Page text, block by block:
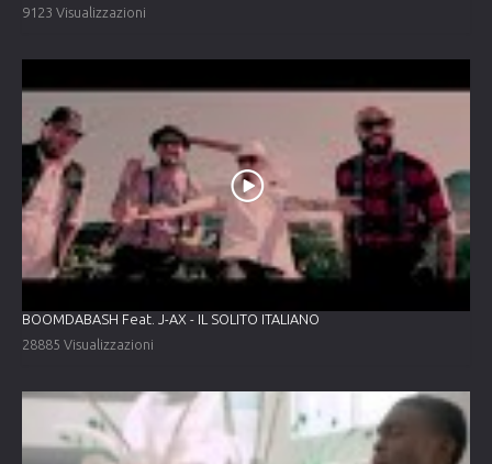
9123 Visualizzazioni
BOOMDABASH Feat. J-AX - IL SOLITO ITALIANO
28885 Visualizzazioni